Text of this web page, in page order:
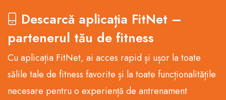
Descarcă aplicația FitNet –
partenerul tău de fitness
Cu aplicația FitNet, ai acces rapid și ușor la toate
sălile tale de fitness favorite și la toate funcționalitățile
necesare pentru o experiență de antrenament